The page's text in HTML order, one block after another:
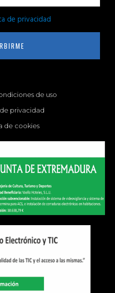
de privacidad
de uso
privacidad
de cookies